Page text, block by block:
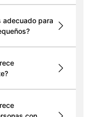
adecuado para